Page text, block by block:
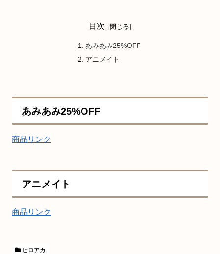
目次
あみあみ25%OFF
アニメイト
あみあみ25%OFF
商品リンク
アニメイト
商品リンク
ヒロアカ